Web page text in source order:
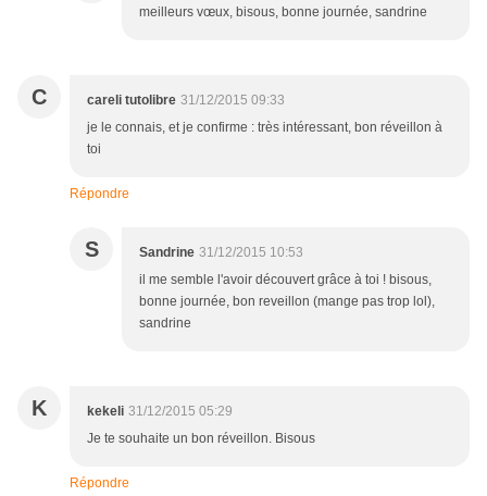
meilleurs vœux, bisous, bonne journée, sandrine
C careli tutolibre 31/12/2015 09:33
je le connais, et je confirme : très intéressant, bon réveillon à
toi
Répondre
S Sandrine 31/12/2015 10:53
il me semble l'avoir découvert grâce à toi ! bisous,
bonne journée, bon reveillon (mange pas trop lol),
sandrine
K kekeli 31/12/2015 05:29
Je te souhaite un bon réveillon. Bisous
Répondre